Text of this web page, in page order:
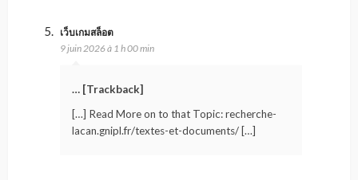
เว็บเกมสล็อต
9 juin 2026 à 1 h 00 min
… [Trackback]
[…] Read More on to that Topic: recherche-
lacan.gnipl.fr/textes-et-documents/ […]